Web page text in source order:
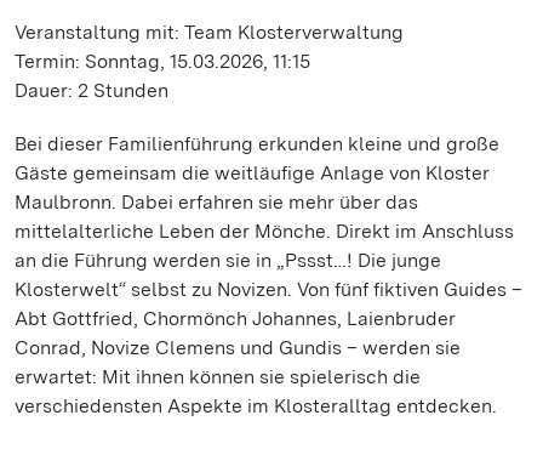
Veranstaltung mit: Team Klosterverwaltung
Termin: Sonntag, 15.03.2026, 11:15
Dauer: 2 Stunden
Bei dieser Familienführung erkunden kleine und große
Gäste gemeinsam die weitläufige Anlage von Kloster
Maulbronn. Dabei erfahren sie mehr über das
mittelalterliche Leben der Mönche. Direkt im Anschluss
an die Führung werden sie in „Pssst…! Die junge
Klosterwelt“ selbst zu Novizen. Von fünf fiktiven Guides –
Abt Gottfried, Chormönch Johannes, Laienbruder
Conrad, Novize Clemens und Gundis – werden sie
erwartet: Mit ihnen können sie spielerisch die
verschiedensten Aspekte im Klosteralltag entdecken.